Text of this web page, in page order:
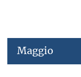
Maggio